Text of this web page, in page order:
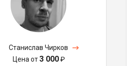
Станислав Чирков
Цена от3 000₽